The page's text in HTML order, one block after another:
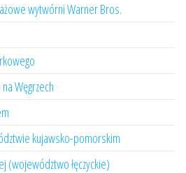
wytwórni Warner Bros.
Węgrzech
kujawsko-pomorskim
(województwo łęczyckie)